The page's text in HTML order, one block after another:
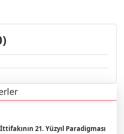
)
21. Yüzyıl Paradigması